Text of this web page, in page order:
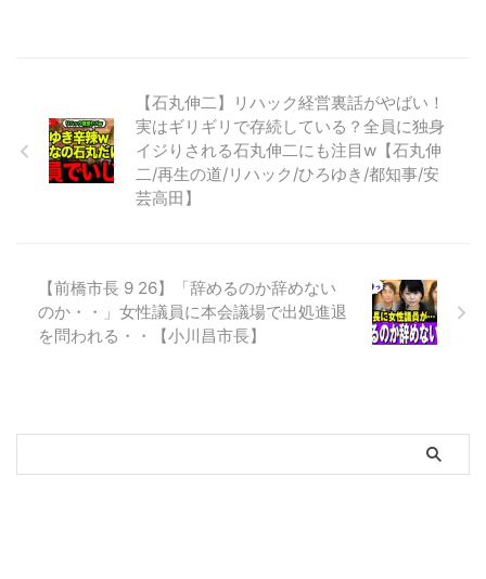
【石丸伸二】リハック経営裏話がやばい！
実はギリギリで存続している？全員に独身
イジりされる石丸伸二にも注目w【石丸伸
二/再生の道/リハック/ひろゆき/都知事/安
芸高田】
【前橋市長 9 26】「辞めるのか辞めない
のか・・」女性議員に本会議場で出処進退
を問われる・・【小川昌市長】